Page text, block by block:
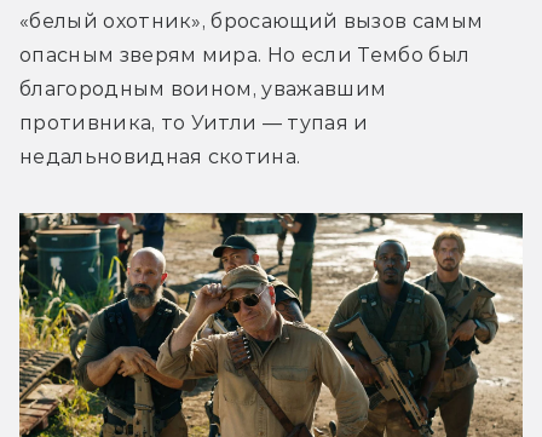
«белый охотник», бросающий вызов самым
опасным зверям мира. Но если Тембо был
благородным воином, уважавшим
противника, то Уитли — тупая и
недальновидная скотина.